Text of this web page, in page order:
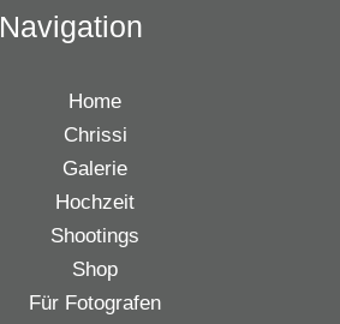
Navigation
Home
Chrissi
Galerie
Hochzeit
Shootings
Shop
Für Fotografen